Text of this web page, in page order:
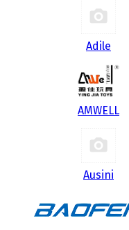
Adile
AMWELL
Ausini